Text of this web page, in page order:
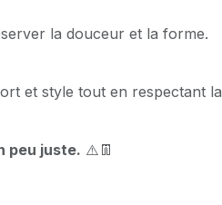
la douceur et la forme.
et style tout en respectant la
peu juste. ⚠️👖